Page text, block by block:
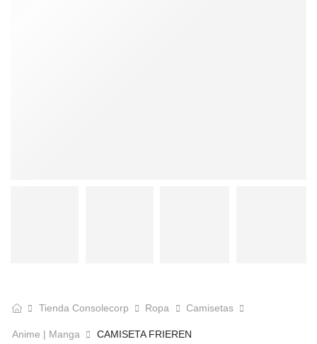
Tienda Consolecorp Ropa Camisetas
Anime | Manga CAMISETA FRIEREN